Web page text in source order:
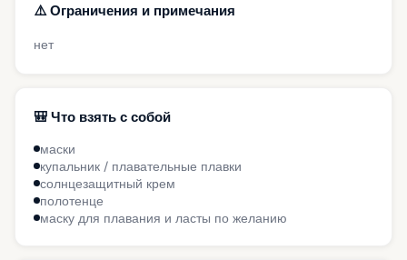
⚠️ Ограничения и примечания
нет
🎒 Что взять с собой
маски
купальник / плавательные плавки
солнцезащитный крем
полотенце
маску для плавания и ласты по желанию